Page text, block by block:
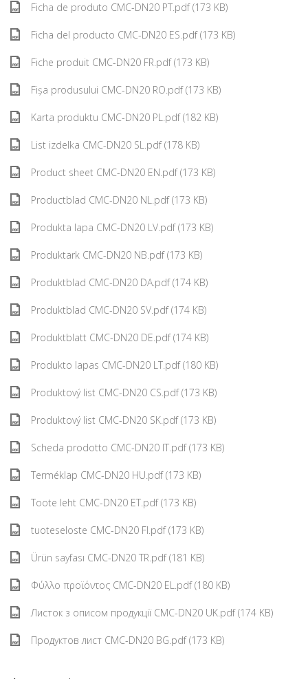
Ficha de produto CMC-DN20 PT.pdf (173 KB)
Ficha del producto CMC-DN20 ES.pdf (173 KB)
Fiche produit CMC-DN20 FR.pdf (173 KB)
Fișa produsului CMC-DN20 RO.pdf (173 KB)
Karta produktu CMC-DN20 PL.pdf (182 KB)
List izdelka CMC-DN20 SL.pdf (178 KB)
Product sheet CMC-DN20 EN.pdf (173 KB)
Productblad CMC-DN20 NL.pdf (173 KB)
Produkta lapa CMC-DN20 LV.pdf (173 KB)
Produktark CMC-DN20 NB.pdf (173 KB)
Produktblad CMC-DN20 DA.pdf (174 KB)
Produktblad CMC-DN20 SV.pdf (174 KB)
Produktblatt CMC-DN20 DE.pdf (174 KB)
Produkto lapas CMC-DN20 LT.pdf (180 KB)
Produktový list CMC-DN20 CS.pdf (173 KB)
Produktový list CMC-DN20 SK.pdf (173 KB)
Scheda prodotto CMC-DN20 IT.pdf (173 KB)
Terméklap CMC-DN20 HU.pdf (173 KB)
Toote leht CMC-DN20 ET.pdf (173 KB)
tuoteseloste CMC-DN20 FI.pdf (173 KB)
Ürün sayfası CMC-DN20 TR.pdf (181 KB)
Φύλλο προϊόντος CMC-DN20 EL.pdf (180 KB)
Листок з описом продукції CMC-DN20 UK.pdf (174 KB)
Продуктов лист CMC-DN20 BG.pdf (173 KB)